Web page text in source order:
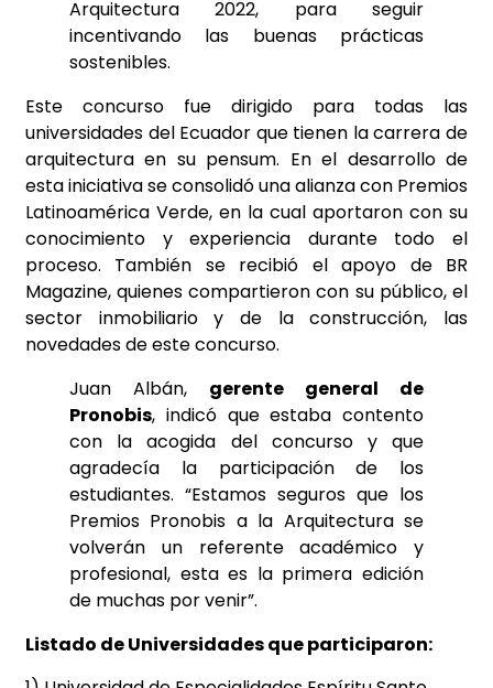
Arquitectura 2022, para seguir
incentivando las buenas prácticas
sostenibles.
Este concurso fue dirigido para todas las
universidades del Ecuador que tienen la carrera de
arquitectura en su pensum. En el desarrollo de
esta iniciativa se consolidó una alianza con Premios
Latinoamérica Verde, en la cual aportaron con su
conocimiento y experiencia durante todo el
proceso. También se recibió el apoyo de BR
Magazine, quienes compartieron con su público, el
sector inmobiliario y de la construcción, las
novedades de este concurso.
Juan Albán, gerente general de
Pronobis, indicó que estaba contento
con la acogida del concurso y que
agradecía la participación de los
estudiantes. “Estamos seguros que los
Premios Pronobis a la Arquitectura se
volverán un referente académico y
profesional, esta es la primera edición
de muchas por venir”.
Listado de Universidades que participaron: